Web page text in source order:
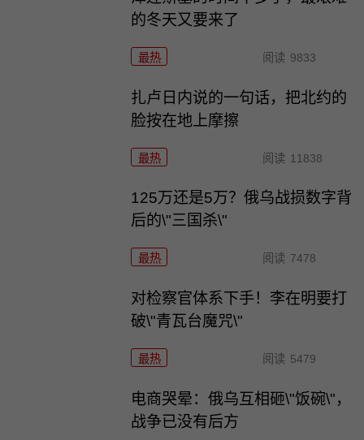
的冬天又要来了
最热 阅读 9833
扎卢日内说的一句话，把北约的
脸按在地上摩擦
最热 阅读 11838
125万还是5万？俄乌战损数字背
后的\"三国杀\"
最热 阅读 7478
对检察官体系下手！李在明要打
破\"青瓦台魔咒\"
最热 阅读 5479
电商哭晕：俄乌互相砸\"饭碗\"，
战争已没有后方